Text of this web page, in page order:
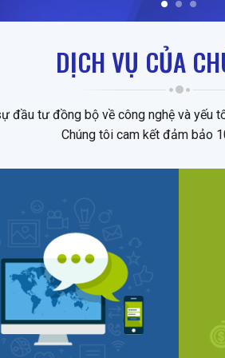
DỊCH VỤ CỦA
đầu tư đồng bộ về công nghệ và yếu
Chúng tôi cam kết đảm bảo